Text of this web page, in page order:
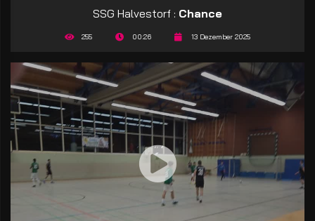
SSG Halvestorf : Chance
255 00:26 13 Dezember 2025